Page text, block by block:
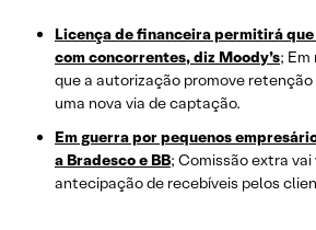
Licença de financeira permitirá
com concorrentes, diz Moody’s;
que a autorização promove
uma nova via de captação.
Em guerra por pequenos
a Bradesco e BB; Comissão extra vai
antecipação de recebíveis pelos